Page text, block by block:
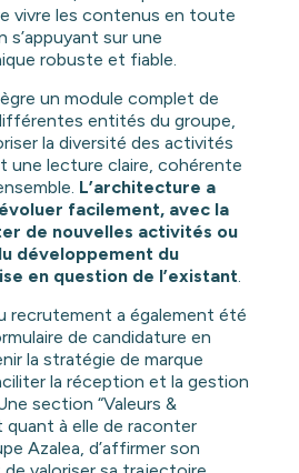
vivre les contenus en toute
sur une
robuste et fiable.
un module complet de
entités du groupe,
la diversité des activités
une lecture claire, cohérente
L’architecture a
facilement, avec la
de nouvelles activités ou
développement du
en question de l’existant.
recrutement a également été
de candidature en
la stratégie de marque
la réception et la gestion
section “Valeurs &
quant à elle de raconter
Azalea, d’affirmer son